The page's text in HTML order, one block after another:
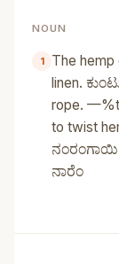
NOUN
The
linen.
rope.
to twist
ನಂರಂಗಾಯಿ
ನಾರೆಂ